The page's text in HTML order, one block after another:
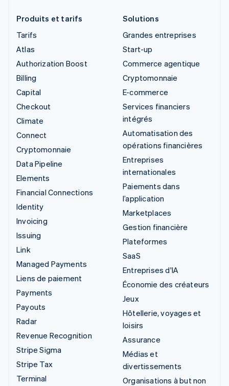
Produits et tarifs
Tarifs
Atlas
Authorization Boost
Billing
Capital
Checkout
Climate
Connect
Cryptomonnaie
Data Pipeline
Elements
Financial Connections
Identity
Invoicing
Issuing
Link
Managed Payments
Liens de paiement
Payments
Payouts
Radar
Revenue Recognition
Stripe Sigma
Stripe Tax
Terminal
Solutions
Grandes entreprises
Start-up
Commerce agentique
Cryptomonnaie
E-commerce
Services financiers
intégrés
Automatisation des
opérations financières
Entreprises
internationales
Paiements dans
l’application
Marketplaces
Gestion financière
Plateformes
SaaS
Entreprises d'IA
Économie des créateurs
Jeux
Hôtellerie, voyages et
loisirs
Assurance
Médias et
divertissements
Organisations à but non